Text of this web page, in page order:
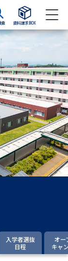
索 資料請求BOX
料検索
ンフ
テスト利用選抜の
書
スト「受験案
入学者選抜
日程
オー
キャ